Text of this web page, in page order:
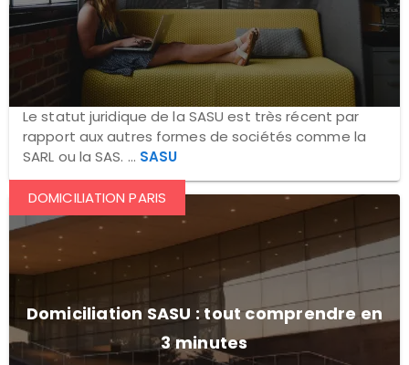
Le statut juridique de la SASU est très récent par
rapport aux autres formes de sociétés comme la
SARL ou la SAS. ... SASU
Domiciliation SASU : tout comprendre en
3 minutes
DOMICILIATION PARIS